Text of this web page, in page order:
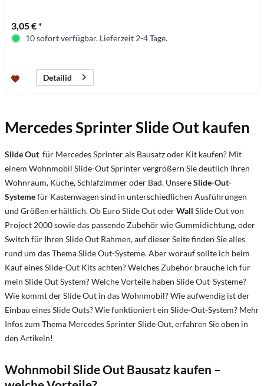
3,05 € *
10 sofort verfügbar. Lieferzeit 2-4 Tage.
Detailid
Mercedes Sprinter Slide Out kaufen
Slide Out für Mercedes Sprinter als Bausatz oder Kit kaufen? Mit
einem Wohnmobil Slide-Out Sprinter vergrößern Sie deutlich Ihren
Wohnraum, Küche, Schlafzimmer oder Bad. UnsereSlide-Out-
Systemefür Kastenwagen sind in unterschiedlichen Ausführungen
und Größen erhältlich. Ob Euro Slide Out oderWall Slide Out von
Project 2000 sowie das passende Zubehör wie Gummidichtung, oder
Switch für Ihren Slide Out Rahmen, auf dieser Seite finden Sie alles
rund um das Thema Slide Out-Systeme. Aber worauf sollte ich beim
Kauf eines Slide-Out Kits achten? Welches Zubehör brauche ich für
mein Slide Out System? Welche Vorteile haben Slide Out-Systeme?
Wie kommt der Slide Out in das Wohnmobil? Wie aufwendig ist der
Einbau eines Slide Outs? Wie funktioniert ein Slide-Out-System? Mehr
Infos zum Thema Mercedes Sprinter Slide Out, erfahren Sie oben in
den Artikeln!
Wohnmobil Slide Out Bausatz kaufen –